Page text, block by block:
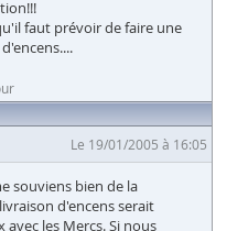
faut prévoir de faire une
Le 19/01/2005 à 16:05
souviens bien de la
d'encens serait
les Mercs. Si nous